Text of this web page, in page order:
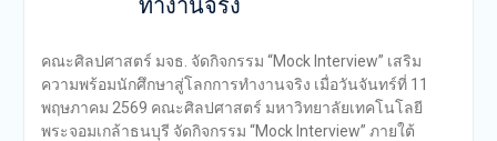
ทำงานจริง
คณะศิลปศาสตร์ มจธ. จัดกิจกรรม “Mock Interview” เสริม
ความพร้อมนักศึกษาสู่โลกการทำงานจริง เมื่อวันจันทร์ที่ 11
พฤษภาคม 2569 คณะศิลปศาสตร์ มหาวิทยาลัยเทคโนโลยี
พระจอมเกล้าธนบุรี จัดกิจกรรม “Mock Interview” ภายใต้